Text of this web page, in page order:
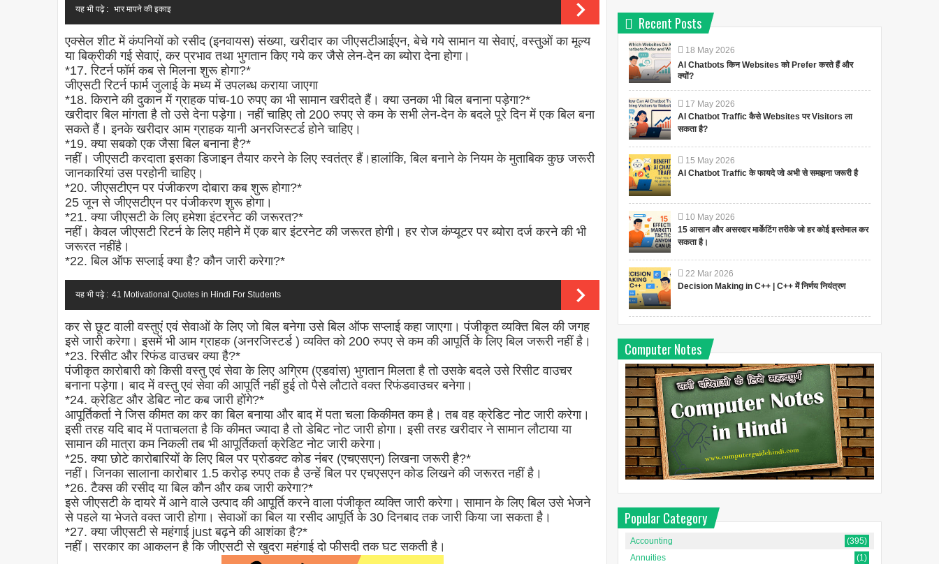
यह भी पढ़े : भार मापने की इकाइ
एक्सेल शीट में कंपनियों को रसीद (इनवायस) संख्या, खरीदार का जीएसटीआईएन, बेचे गये सामान या सेवाएं, वस्तुओं का मूल्य
या बिक्रीकी गई सेवाएं, कर प्रभाव तथा भुगतान किए गये कर जैसे लेन-देन का ब्योरा देना होगा।
*17. रिटर्न फॉर्म कब से मिलना शुरू होगा?*
जीएसटी रिटर्न फार्म जुलाई के मध्य में उपलब्ध कराया जाएगा
*18. किराने की दुकान में ग्राहक पांच-10 रुपए का भी सामान खरीदते हैं। क्या उनका भी बिल बनाना पड़ेगा?*
खरीदार बिल मांगता है तो उसे देना पड़ेगा। नहीं चाहिए तो 200 रुपए से कम के सभी लेन-देन के बदले पूरे दिन में एक बिल बना
सकते हैं। इनके खरीदार आम ग्राहक यानी अनरजिस्टर्ड होने चाहिए।
*19. क्या सबको एक जैसा बिल बनाना है?*
नहीं। जीएसटी करदाता इसका डिजाइन तैयार करने के लिए स्वतंत्र हैं।हालांकि, बिल बनाने के नियम के मुताबिक कुछ जरूरी
जानकारियां उस परहोनी चाहिए।
*20. जीएसटीएन पर पंजीकरण दोबारा कब शुरू होगा?*
25 जून से जीएसटीएन पर पंजीकरण शुरू होगा।
*21. क्या जीएसटी के लिए हमेशा इंटरनेट की जरूरत?*
नहीं। केवल जीएसटी रिटर्न के लिए महीने में एक बार इंटरनेट की जरूरत होगी। हर रोज कंप्यूटर पर ब्योरा दर्ज करने की भी
जरूरत नहींहै।
*22. बिल ऑफ सप्लाई क्या है? कौन जारी करेगा?*
यह भी पढ़े : 41 Motivational Quotes in Hindi For Students
कर से छूट वाली वस्तुएं एवं सेवाओं के लिए जो बिल बनेगा उसे बिल ऑफ सप्लाई कहा जाएगा। पंजीकृत व्यक्ति बिल की जगह
इसे जारी करेगा। इसमें भी आम ग्राहक (अनरजिस्टर्ड ) व्यक्ति को 200 रुपए से कम की आपूर्ति के लिए बिल जरूरी नहीं है।
*23. रिसीट और रिफंड वाउचर क्या है?*
पंजीकृत कारोबारी को किसी वस्तु एवं सेवा के लिए अग्रिम (एडवांस) भुगतान मिलता है तो उसके बदले उसे रिसीट वाउचर
बनाना पड़ेगा। बाद में वस्तु एवं सेवा की आपूर्ति नहीं हुई तो पैसे लौटाते वक्त रिफंडवाउचर बनेगा।
*24. क्रेडिट और डेबिट नोट कब जारी होंगे?*
आपूर्तिकर्ता ने जिस कीमत का कर का बिल बनाया और बाद में पता चला किकीमत कम है। तब वह क्रेडिट नोट जारी करेगा।
इसी तरह यदि बाद में पताचलता है कि कीमत ज्यादा है तो डेबिट नोट जारी होगा। इसी तरह खरीदार ने सामान लौटाया या
सामान की मात्रा कम निकली तब भी आपूर्तिकर्ता क्रेडिट नोट जारी करेगा।
*25. क्या छोटे कारोबारियों के लिए बिल पर प्रोडक्ट कोड नंबर (एचएसएन) लिखना जरूरी है?*
नहीं। जिनका सालाना कारोबार 1.5 करोड़ रुपए तक है उन्हें बिल पर एचएसएन कोड लिखने की जरूरत नहीं है।
*26. टैक्स की रसीद या बिल कौन और कब जारी करेगा?*
इसे जीएसटी के दायरे में आने वाले उत्पाद की आपूर्ति करने वाला पंजीकृत व्यक्ति जारी करेगा। सामान के लिए बिल उसे भेजने
से पहले या भेजते वक्त जारी होगा। सेवाओं का बिल या रसीद आपूर्ति के 30 दिनबाद तक जारी किया जा सकता है।
*27. क्या जीएसटी से महंगाई just बढ़ने की आशंका है?*
नहीं। सरकार का आकलन है कि जीएसटी से खुदरा महंगाई दो फीसदी तक घट सकती है।
Recent Posts
18 May 2026
AI Chatbots किन Websites को Prefer करते हैं और
क्यों?
17 May 2026
AI Chatbot Traffic कैसे Websites पर Visitors ला
सकता है?
15 May 2026
AI Chatbot Traffic के फायदे जो अभी से समझना जरूरी है
10 May 2026
15 आसान और असरदार मार्केटिंग तरीके जो हर कोई इस्तेमाल कर
सकता है।
22 Mar 2026
Decision Making in C++ | C++ में निर्णय नियंत्रण
Computer Notes
Popular Category
Accounting
(395)
Annuities
(1)